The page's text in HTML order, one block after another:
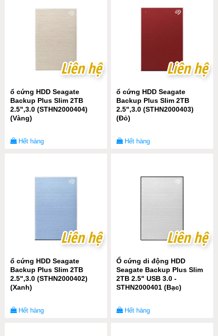
Liên hệ
Liên hệ
ổ cứng HDD Seagate
Backup Plus Slim 2TB
2.5",3.0 (STHN2000404)
(Vàng)
Hết hàng
Liên hệ
Liên hệ
ổ cứng HDD Seagate
Backup Plus Slim 2TB
2.5",3.0 (STHN2000403)
(Đỏ)
Hết hàng
Liên hệ
Liên hệ
ổ cứng HDD Seagate
Backup Plus Slim 2TB
2.5",3.0 (STHN2000402)
(Xanh)
Hết hàng
Liên hệ
Liên hệ
Ổ cứng di động HDD
Seagate Backup Plus Slim
2TB 2.5" USB 3.0 -
STHN2000401 (Bạc)
Hết hàng